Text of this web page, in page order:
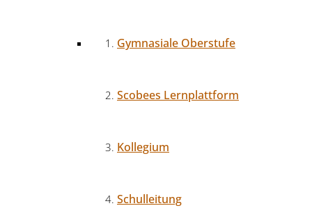
Gymnasiale Oberstufe
Scobees Lernplattform
Kollegium
Schulleitung